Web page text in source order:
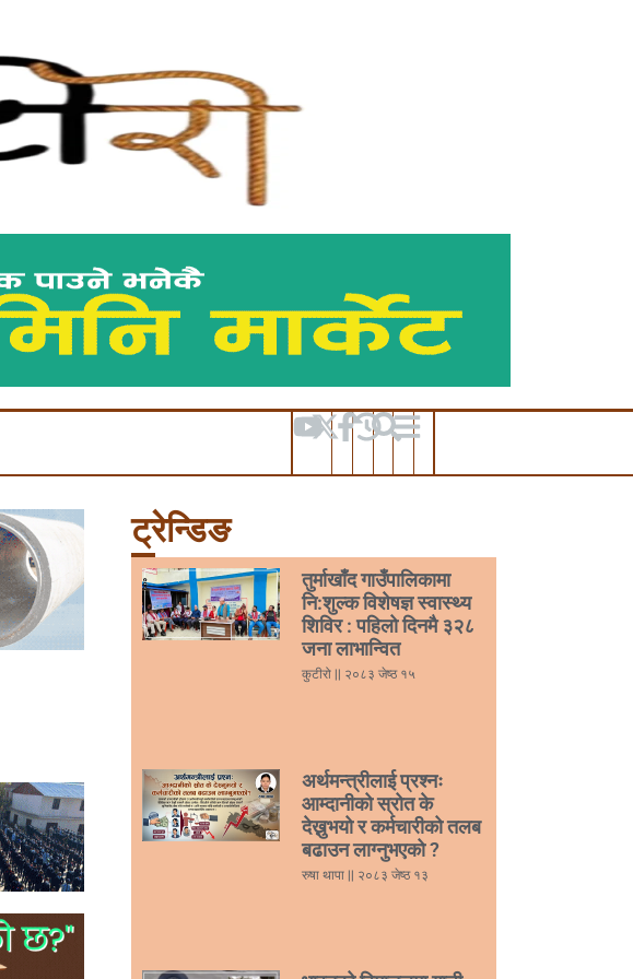
ट्रेन्डिङ
तुर्माखाँद गाउँपालिकामा
नि:शुल्क विशेषज्ञ स्वास्थ्य
शिविर : पहिलो दिनमै ३२८
जना लाभान्वित
कुटीरो २०८३ जेष्ठ १५
अर्थमन्त्रीलाई प्रश्नः
आम्दानीको स्रोत के
देख्नुभयो र कर्मचारीको तलब
बढाउन लाग्नुभएको ?
रुषा थापा २०८३ जेष्ठ १३